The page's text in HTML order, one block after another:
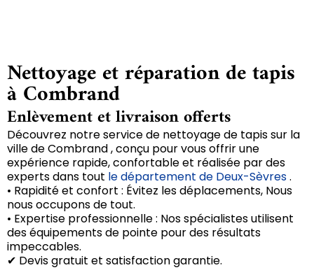
Nettoyage et réparation de tapis
à Combrand
Enlèvement et livraison offerts
Découvrez notre service de nettoyage de tapis sur la
ville de Combrand , conçu pour vous offrir une
expérience rapide, confortable et réalisée par des
experts dans tout le département de Deux-Sèvres.
• Rapidité et confort : Évitez les déplacements, Nous
nous occupons de tout.
• Expertise professionnelle : Nos spécialistes utilisent
des équipements de pointe pour des résultats
impeccables.
✔ Devis gratuit et satisfaction garantie.